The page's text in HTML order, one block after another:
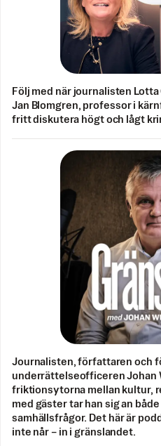
Följ med när journalisten
Jan Blomgren, professor i
fritt diskutera högt och lågt
Journalisten, författaren och
underrättelseofficeren Johan
friktionsytorna mellan kultur,
med gäster tar han sig an
samhällsfrågor. Det här är
inte når – in i gränslandet.